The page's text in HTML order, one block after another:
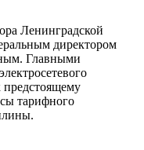
Ленинградской
директором
Главными
предстоящему
тарифного